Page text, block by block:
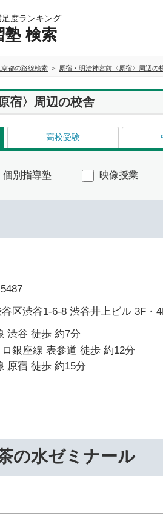
度ランキング
塾 検索
京都の路線検索 原宿・明治神宮前〈原宿〉周辺の
宿〉周辺の校舎
高校受験
個別指導塾 映像授業
区渋谷1-6-8 渋谷井上ビル 3F・
渋谷 徒歩 約7分
銀座線 表参道 徒歩 約12分
原宿 徒歩 約15分
の水ゼミナール